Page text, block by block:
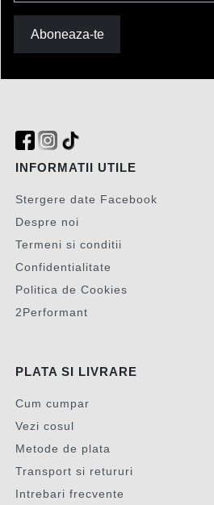
Aboneaza-te
INFORMATII UTILE
Stergere date Facebook
Despre noi
Termeni si conditii
Confidentialitate
Politica de Cookies
2Performant
PLATA SI LIVRARE
Cum cumpar
Vezi cosul
Metode de plata
Transport si retururi
Intrebari frecvente